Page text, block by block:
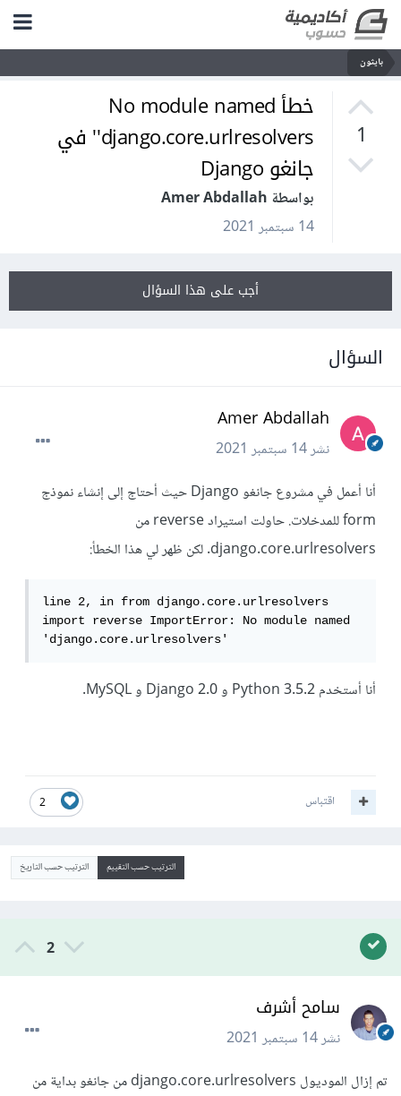
بايثون
1
خطأ No module named
'django.core.urlresolvers' في
جانغو Django
بواسطة Amer Abdallah
14 سبتمبر 2021
أجب على هذا السؤال
السؤال
Amer Abdallah
نشر14 سبتمبر 2021
أنا أعمل في مشروع جانغو Django حيث أحتاج إلى إنشاء نموذج
form للمدخلات. حاولت استيراد reverse من
django.core.urlresolvers. لكن ظهر لي هذا الخطأ:
line 2, in from django.core.urlresolvers
import reverse ImportError: No module named
'django.core.urlresolvers'
أنا أستخدم Python 3.5.2 و Django 2.0 و MySQL.
2 اقتباس
الترتيب حسب التقييم الترتيب حسب التاريخ
2
سامح أشرف
نشر14 سبتمبر 2021
تم إزال الموديول django.core.urlresolvers من جانغو بداية من